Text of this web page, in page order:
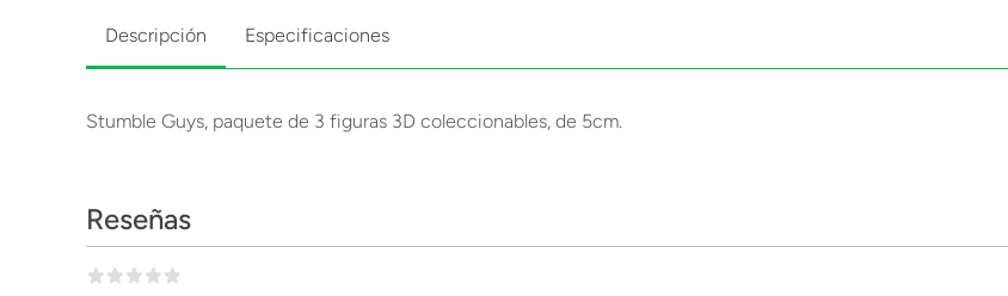
Descripción Especificaciones
Stumble Guys, paquete de 3 figuras 3D coleccionables, de 5cm.
Reseñas